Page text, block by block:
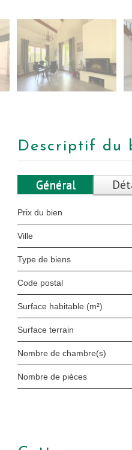
descriptif du
Général
Prix du bien
Ville
Type de biens
Code postal
Surface habitable (m²)
surface terrain
Nombre de chambre(s)
Nombre de pièces